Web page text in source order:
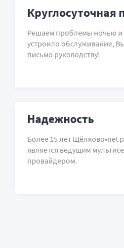
Круглосуточная
Решаем проблемы ночью и
устроило обслуживание,
письмо руководству!
Надежность
Более 15 лет Щёлково•net
является ведущим
провайдером.